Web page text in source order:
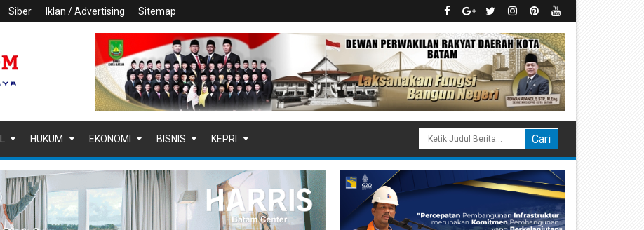
Siber Iklan / Advertising Sitemap
HUKUM EKONOMI BISNIS KEPRI